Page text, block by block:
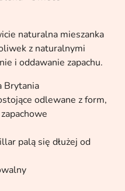
naturalna mieszanka
z naturalnymi
i oddawanie zapachu.
Brytania
odlewane z form,
palą się dłużej od